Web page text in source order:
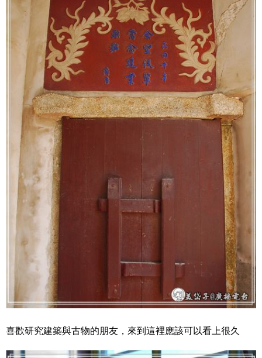
喜歡研究建築與古物的朋友，來到這裡應該可以看上很久